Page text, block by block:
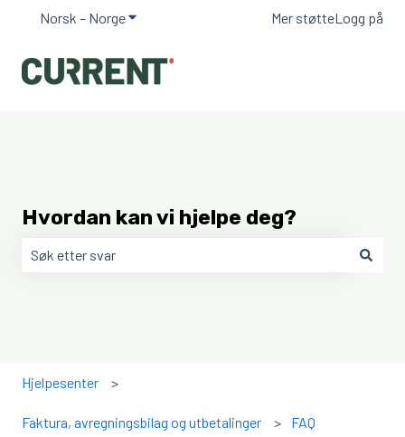
Norsk – NorgeVis undermeny for oversettelser
Mer støtteLogg på
Hvordan kan vi hjelpe deg?
Hjelpesenter
Faktura, avregningsbilag og utbetalinger FAQ